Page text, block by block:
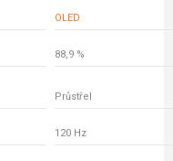
OLED
88,9 %
Průstřel
120 Hz